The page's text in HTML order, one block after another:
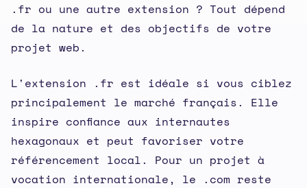
.fr ou une autre extension ? Tout dépend
de la nature et des objectifs de votre
projet web.
L'extension .fr est idéale si vous ciblez
principalement le marché français. Elle
inspire confiance aux internautes
hexagonaux et peut favoriser votre
référencement local. Pour un projet à
vocation internationale, le .com reste